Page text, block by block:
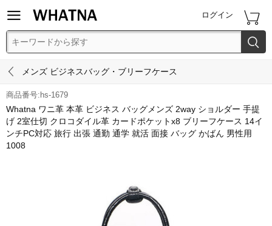
 ログイン 

 メンズ ビジネスバッグ・ブリーフケース
商品番号:hs-1679
Whatna ワニ革 本革 ビジネス バッグメンズ 2way ショルダー 手提
げ 2室仕切 クロコダイル革 カードポケットx8 ブリーフケース 14イ
ンチPC対応 旅行 出張 通勤 通学 就活 面接 バッグ かばん 男性用
1008